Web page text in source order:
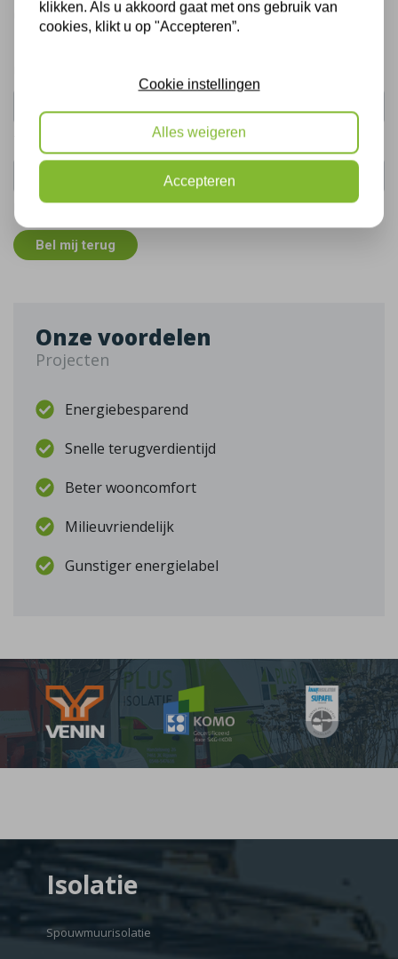
Gratis, vrijblijvend advies
De gegevens die u hier verstrekt vallen onder onsprivacy statement.
Bel mij terug
Onze voordelen
Projecten
Energiebesparend
Snelle terugverdientijd
Beter wooncomfort
Milieuvriendelijk
Gunstiger energielabel
Isolatie
Spouwmuurisolatie
klikken. Als u akkoord gaat met ons gebruik van
cookies, klikt u op "Accepteren”.
Cookie instellingen
Alles weigeren
Accepteren